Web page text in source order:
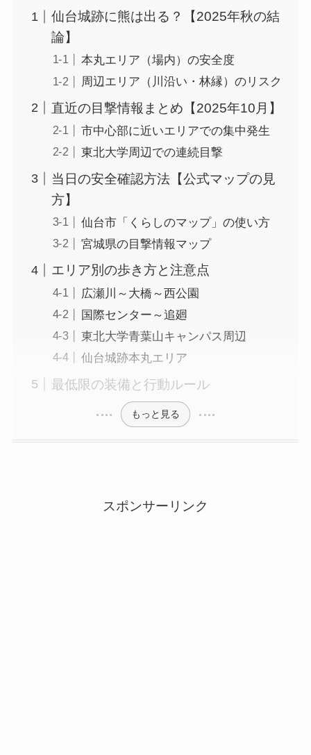
仙台城跡に熊は出る？【2025年秋の結
論】
本丸エリア（場内）の安全度
周辺エリア（川沿い・林縁）のリスク
直近の目撃情報まとめ【2025年10月】
市中心部に近いエリアでの集中発生
東北大学周辺での連続目撃
当日の安全確認方法【公式マップの見
方】
仙台市「くらしのマップ」の使い方
宮城県の目撃情報マップ
エリア別の歩き方と注意点
広瀬川～大橋～西公園
国際センター～追廻
東北大学青葉山キャンパス周辺
仙台城跡本丸エリア
最低限の装備と行動ルール
もっと見る
スポンサーリンク